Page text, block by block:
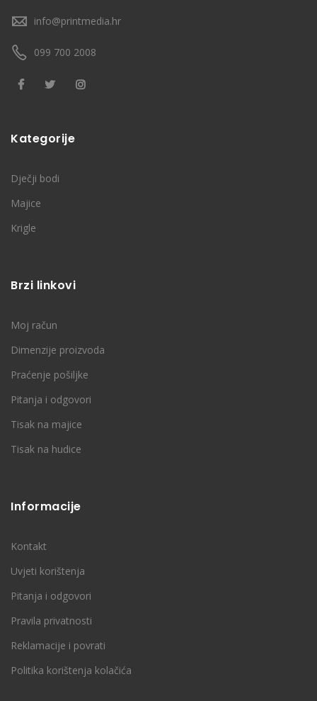
info@printmedia.hr
099 700 2008
Kategorije
Dječji bodi
Majice
Krigle
Brzi linkovi
Moj račun
Dimenzije proizvoda
Praćenje pošiljke
Pitanja i odgovori
Tisak na majice
Tisak na hudice
Informacije
Kontakt
Uvjeti korištenja
Pitanja i odgovori
Pravila privatnosti
Reklamacije i povrati
Politika korištenja kolačića